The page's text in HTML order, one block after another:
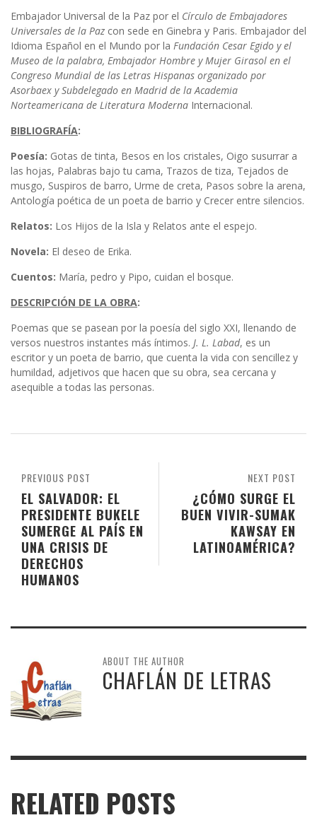
Embajador Universal de la Paz por el Círculo de Embajadores
Universales de la Paz con sede en Ginebra y Paris. Embajador del
Idioma Español en el Mundo por la Fundación Cesar Egido y el
Museo de la palabra, Embajador Hombre y Mujer Girasol en el
Congreso Mundial de las Letras Hispanas organizado por
Asorbaex y Subdelegado en Madrid de la Academia
Norteamericana de Literatura Moderna Internacional.
BIBLIOGRAFÍA:
Poesía: Gotas de tinta, Besos en los cristales, Oigo susurrar a
las hojas, Palabras bajo tu cama, Trazos de tiza, Tejados de
musgo, Suspiros de barro, Urme de creta, Pasos sobre la arena,
Antología poética de un poeta de barrio y Crecer entre silencios.
Relatos: Los Hijos de la Isla y Relatos ante el espejo.
Novela: El deseo de Erika.
Cuentos: María, pedro y Pipo, cuidan el bosque.
DESCRIPCIÓN DE LA OBRA:
Poemas que se pasean por la poesía del siglo XXI, llenando de
versos nuestros instantes más íntimos. J. L. Labad, es un
escritor y un poeta de barrio, que cuenta la vida con sencillez y
humildad, adjetivos que hacen que su obra, sea cercana y
asequible a todas las personas.
NEXT POST
¿CÓMO SURGE EL
BUEN VIVIR-SUMAK
KAWSAY EN
LATINOAMÉRICA?
PREVIOUS POST
EL SALVADOR: EL
PRESIDENTE BUKELE
SUMERGE AL PAÍS EN
UNA CRISIS DE
DERECHOS
HUMANOS
ABOUT THE AUTHOR
CHAFLÁN DE LETRAS
RELATED POSTS